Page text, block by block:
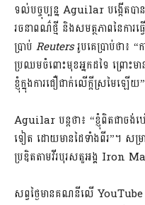
ទល់​បច្ចុប្បន្ន Aguilar ​បង្កើត​ប
រចនា​ពណ៌​ថ្មី និង​សមត្ថភាព​នៃ​ការ​
ប្រាប់ Reutersរូប​គេ​ប្រាប់​ថា៖
ប្រឈម​ចំពោះ​មុខ​អ្នក​ដទៃ ​ព្រោះ​ម
ខ្ញុំ​ក្នុង​ការ​ជឿជាក់​លើ​ក្តី​ស្រមៃ​ឡើយ
Aguilar បន្ត​ថា៖ “ខ្ញុំ​ពិត​ជា​ច
ទៀត ដោយ​មាន​ដៃ​ទាំង​ពីរ”។ សម្រ
ប្រឌិត​តាម​វីរបុរស​តួ​អង្គ Iron
សព្វថ្ងៃ​មាន​គណនី​លើ YouTube